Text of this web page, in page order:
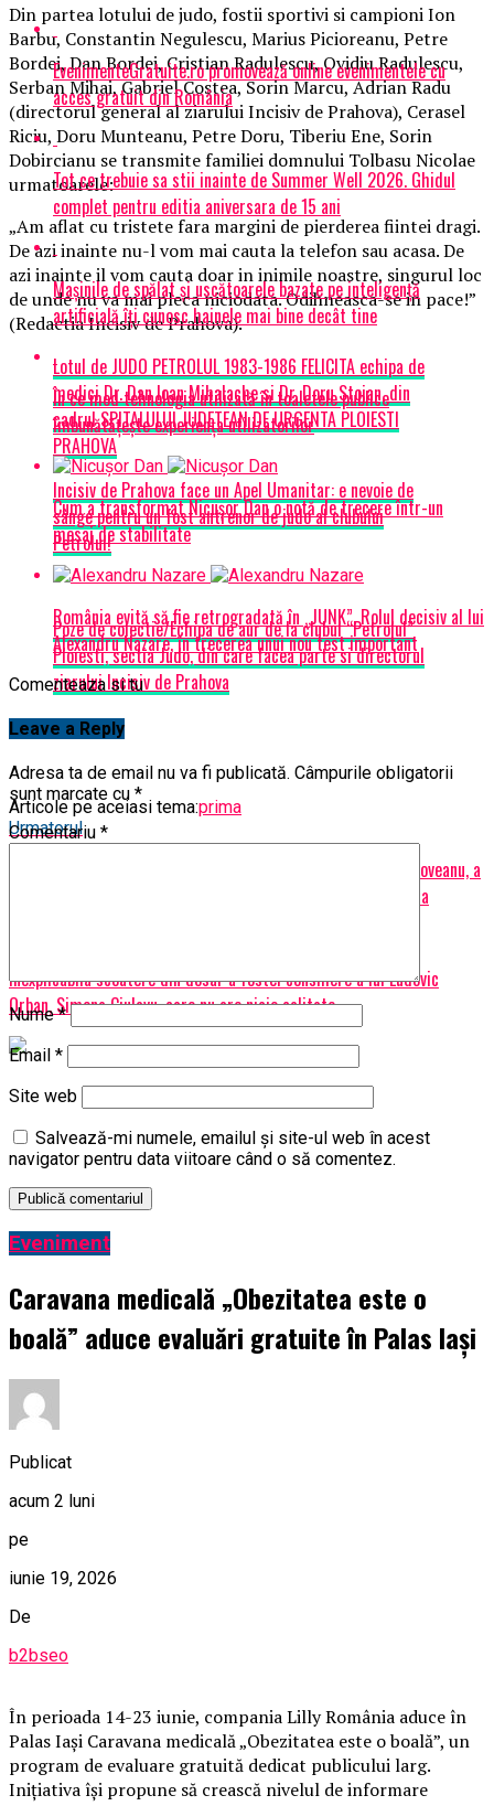
Din partea lotului de judo, fostii sportivi si campioni Ion
Barbu, Constantin Negulescu, Marius Picioreanu, Petre
Bordei, Dan Bordei, Cristian Radulescu, Ovidiu Radulescu,
Serban Mihai, Gabriel Costea, Sorin Marcu, Adrian Radu
(directorul general al ziarului Incisiv de Prahova), Cerasel
Riciu, Doru Munteanu, Petre Doru, Tiberiu Ene, Sorin
Dobircianu se transmite familiei domnului Tolbasu Nicolae
urmatoarele:
„Am aflat cu tristete fara margini de pierderea fiintei dragi.
De azi inainte nu-l vom mai cauta la telefon sau acasa. De
azi inainte il vom cauta doar in inimile noastre, singurul loc
de unde nu va mai pleca niciodata. Odihneasca-se in pace!”
(Redactia Incisiv de Prahova).
Lotul de JUDO PETROLUL 1983-1986 FELICITA echipa de
medici Dr. Dan Ioan Mihalache si Dr. Doru Stoian, din
cadrul SPITALULUI JUDETEAN DE URGENTA PLOIESTI
PRAHOVA
Incisiv de Prahova face un Apel Umanitar: e nevoie de
sânge pentru un fost antrenor de judo al clubului
Petrolul!
Poze de colectie/Echipa de aur de la clubul “Petrolul”
Ploiesti, sectia Judo, din care facea parte si directorul
ziarului Incisiv de Prahova
Articole pe aceiasi tema:prima
Urmatorul
„Daruieste Romanie!”, emisiunea prezentata de Carmen Tarnoveanu, a
devenit locul preferat al artistilor romani in aceasta perioada
Inexplicabila scoatere din dosar a fostei consiliere a lui Ludovic
Orban, Simona Ciulavu, care nu are nicio calitate
EvenimenteGratuite.ro promovează online evenimentele cu
acces gratuit din România
Tot ce trebuie sa stii inainte de Summer Well 2026. Ghidul
complet pentru editia aniversara de 15 ani
Mașinile de spălat și uscătoarele bazate pe inteligență
artificială îți cunosc hainele mai bine decât tine
În ce mod tehnologia utilizată în toaletele publice
îmbunătățește experiența utilizatorilor
Cum a transformat Nicușor Dan o notă de trecere într-un
mesaj de stabilitate
România evită să fie retrogradată în „JUNK”. Rolul decisiv al lui
Alexandru Nazare, în trecerea unui nou test important
Comenteaza si tu
Leave a Reply
Adresa ta de email nu va fi publicată. Câmpurile obligatorii
sunt marcate cu *
Comentariu *
Nume*
Email *
Site web
Salvează-mi numele, emailul și site-ul web în acest
navigator pentru data viitoare când o să comentez.
Eveniment
Caravana medicală „Obezitatea este o
boală” aduce evaluări gratuite în Palas Iași
Publicat
acum 2 luni
pe
iunie 19, 2026
De
b2bseo
În perioada 14-23 iunie, compania Lilly România aduce în
Palas Iași Caravana medicală „Obezitatea este o boală”, un
program de evaluare gratuită dedicat publicului larg.
Inițiativa își propune să crească nivelul de informare